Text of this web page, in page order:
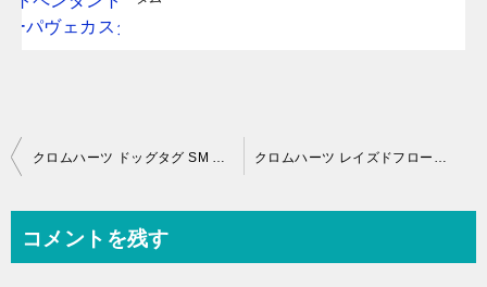
投
ビ
コメントを残す